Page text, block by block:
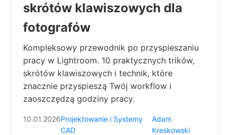
skrótów klawiszowych dla
fotografów
Kompleksowy przewodnik po przyspieszaniu
pracy w Lightroom. 10 praktycznych trików,
skrótów klawiszowych i technik, które
znacznie przyspieszą Twój workflow i
zaoszczędzą godziny pracy.
10.01.2026Projektowanie i Systemy
CAD
Adam
Kreskowski